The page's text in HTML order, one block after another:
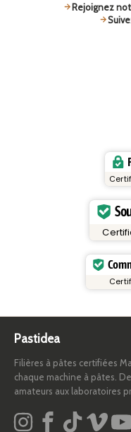
Rejoignez
Pastidea
Filières à pâtes certifiées
chaque machine à pâtes.
amateurs aux laboratoires